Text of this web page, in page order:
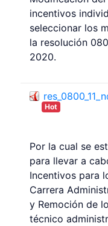
incentivos
seleccionar los
la resolución
2020.
Hot
Por la cual se
para llevar a
Incentivos para
Carrera
y Remoción de
técnico